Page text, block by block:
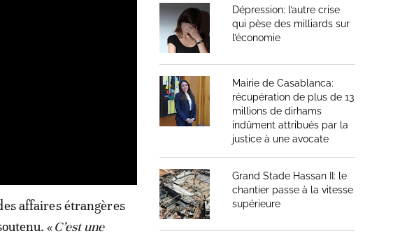
affaires étrangères
«C’est une
Dépression: l’autre crise
qui pèse des milliards sur
l’économie
Mairie de Casablanca:
récupération de plus de 13
millions de dirhams
indûment attribués par la
justice à une avocate
Grand Stade Hassan II: le
chantier passe à la vitesse
supérieure